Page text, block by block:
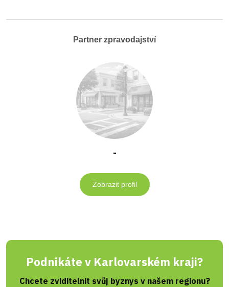
Partner zpravodajství
-
Zobrazit profil
Podnikáte v Karlovarském kraji?
Chcete zviditelnit svůj byznys v našem regionu?